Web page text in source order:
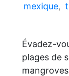
mexique,
Évadez-
plages de